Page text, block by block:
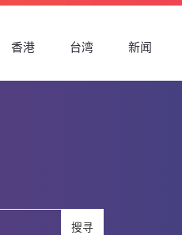
香港 台湾 新闻
搜寻